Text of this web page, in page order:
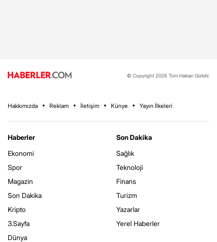
© Copyright 2026 Tüm Hakları Gizlidir.
Hakkımızda Reklam İletişim Künye Yayın İlkeleri
Haberler
Ekonomi
Spor
Magazin
Son Dakika
Kripto
3.Sayfa
Dünya
Son Dakika
Sağlık
Teknoloji
Finans
Turizm
Yazarlar
Yerel Haberler